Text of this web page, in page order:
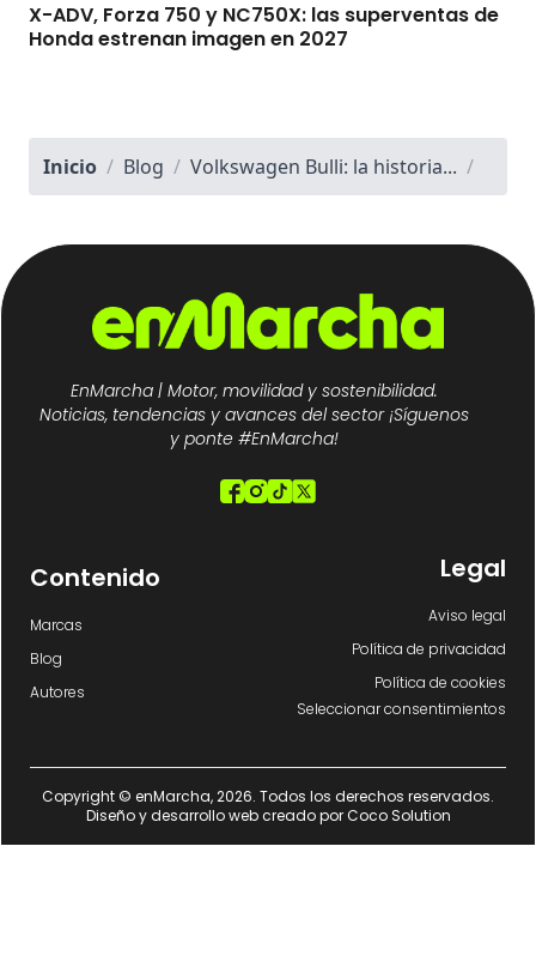
X-ADV, Forza 750 y NC750X: las superventas de
Honda estrenan imagen en 2027
Inicio / Blog / Volkswagen Bulli: la historia... /
EnMarcha | Motor, movilidad y sostenibilidad.
Noticias, tendencias y avances del sector ¡Síguenos
y ponte #EnMarcha!
Contenido
Marcas
Blog
Autores
Legal
Aviso legal
Política de privacidad
Política de cookies
Seleccionar consentimientos
Copyright © enMarcha, 2026. Todos los derechos reservados.
Diseño y desarrollo web creado porCoco Solution